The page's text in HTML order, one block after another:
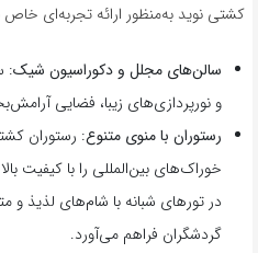
کشتی نوید به‌منظور ارائه تجربه‌ای خاص
سالن‌های مجلل و دکوراسیون شیک:
و نورپردازی‌های زیبا، فضایی
رستوران با منوی متنوع: رستوران
خوراک‌های بین‌المللی را با
در تورهای شبانه با شام‌های لذیذ و
گردشگران فراهم می‌آورد.